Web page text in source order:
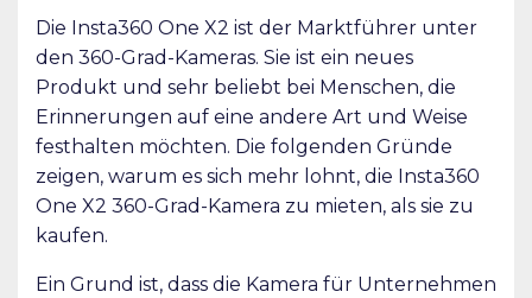
Die Insta360 One X2 ist der Marktführer unter
den 360-Grad-Kameras. Sie ist ein neues
Produkt und sehr beliebt bei Menschen, die
Erinnerungen auf eine andere Art und Weise
festhalten möchten. Die folgenden Gründe
zeigen, warum es sich mehr lohnt, die Insta360
One X2 360-Grad-Kamera zu mieten, als sie zu
kaufen.
Ein Grund ist, dass die Kamera für Unternehmen